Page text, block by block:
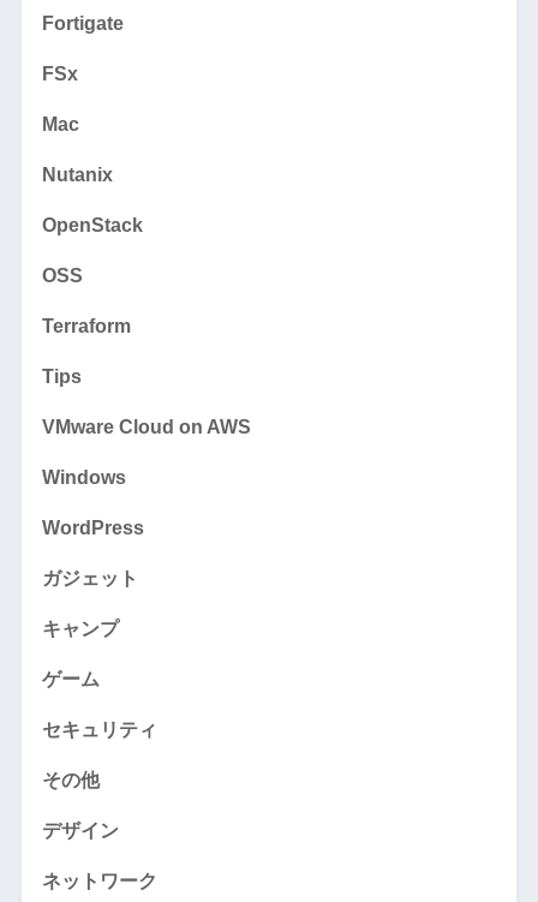
Fortigate
FSx
Mac
Nutanix
OpenStack
OSS
Terraform
Tips
VMware Cloud on AWS
Windows
WordPress
ガジェット
キャンプ
ゲーム
セキュリティ
その他
デザイン
ネットワーク